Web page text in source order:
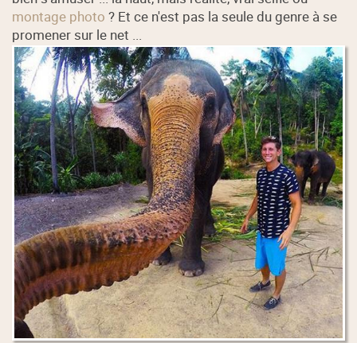
montage photo ? Et ce n'est pas la seule du genre à se
promener sur le net ...